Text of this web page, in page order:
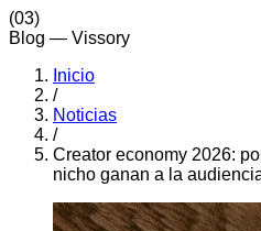
(03)
Blog — Vissory
Inicio
/
Noticias
/
Creator economy 2026:
nicho ganan a la